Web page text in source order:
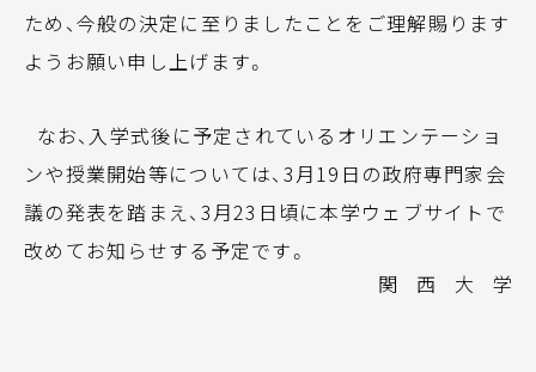
ため、今般の決定に至りましたことをご理解賜ります
ようお願い申し上げます。
なお、入学式後に予定されているオリエンテーショ
ンや授業開始等については、3月19日の政府専門家会
議の発表を踏まえ、3月23日頃に本学ウェブサイトで
改めてお知らせする予定です。
関 西 大 学